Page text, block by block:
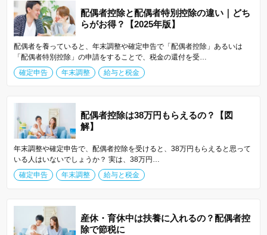
配偶者控除と配偶者特別控除の違い｜どち
らがお得？【2025年版】
配偶者を養っていると、年末調整や確定申告で「配偶者控除」あるいは
「配偶者特別控除」の申請をすることで、税金の還付を受…
確定申告
年末調整 給与と税金
配偶者控除は38万円もらえるの？【図
解】
年末調整や確定申告で、配偶者控除を受けると、38万円もらえると思って
いる人はいないでしょうか？ 実は、38万円…
確定申告
年末調整 給与と税金
産休・育休中は扶養に入れるの？配偶者控
除で節税に